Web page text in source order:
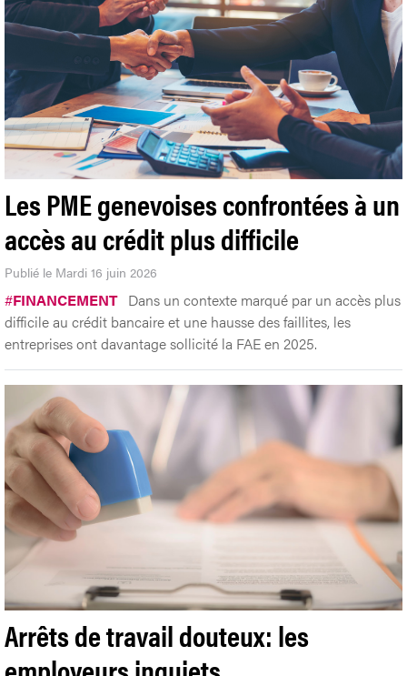
Les PME genevoises confrontées à un
accès au crédit plus difficile
Publié le Mardi 16 juin 2026
#FINANCEMENT Dans un contexte marqué par un accès plus
difficile au crédit bancaire et une hausse des faillites, les
entreprises ont davantage sollicité la FAE en 2025.
Arrêts de travail douteux: les